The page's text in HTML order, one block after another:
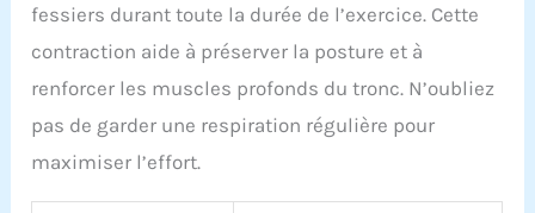
fessiers durant toute la durée de l’exercice. Cette
contraction aide à préserver la posture et à
renforcer les muscles profonds du tronc. N’oubliez
pas de garder une respiration régulière pour
maximiser l’effort.